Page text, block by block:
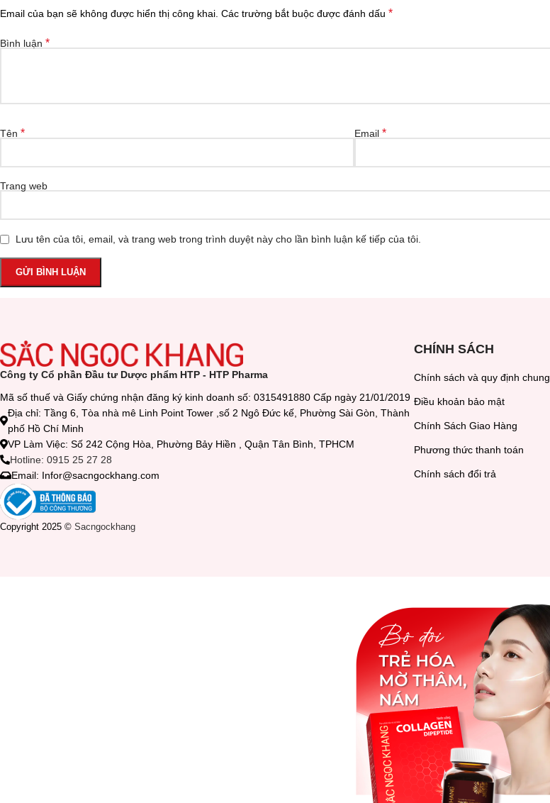
Email của bạn sẽ không được hiển thị công khai. Các trường bắt buộc được đánh dấu *
Bình luận *
Tên * Email*
Trang web
Lưu tên của tôi, email, và trang web trong trình duyệt này cho lần bình luận kế tiếp của tôi.
Công ty Cổ phần Đầu tư Dược phẩm HTP - HTP Pharma
Mã số thuế và Giấy chứng nhận đăng ký kinh doanh số: 0315491880 Cấp ngày 21/01/2019
Địa chỉ: Tầng 6, Tòa nhà mê Linh Point Tower ,số 2 Ngô Đức kế, Phường Sài Gòn, Thành
phố Hồ Chí Minh
VP Làm Việc: Số 242 Cộng Hòa, Phường Bảy Hiền , Quận Tân Bình, TPHCM
Hotline: 0915 25 27 28
Email: Infor@sacngockhang.com
Copyright 2025 © Sacngockhang
CHÍNH SÁCH
Chính sách và quy định chung
Điều khoản bảo mật
Chính Sách Giao Hàng
Phương thức thanh toán
Chính sách đổi trả